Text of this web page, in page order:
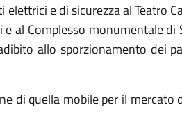
e di sicurezza al Teatro
al Complesso monumentale di
allo sporzionamento dei
di quella mobile per il mercato